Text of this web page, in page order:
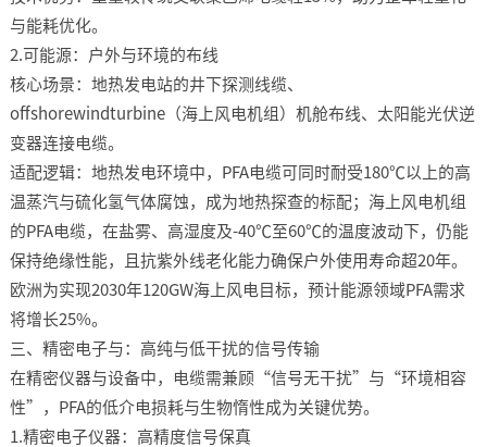
与能耗优化。​
2.可能源：户外与环境的布线​
核心场景：地热发电站的井下探测线缆、
offshorewindturbine（海上风电机组）机舱布线、太阳能光伏逆
变器连接电缆。​
适配逻辑：地热发电环境中，PFA电缆可同时耐受180℃以上的高
温蒸汽与硫化氢气体腐蚀，成为地热探查的标配；海上风电机组
的PFA电缆，在盐雾、高湿度及-40℃至60℃的温度波动下，仍能
保持绝缘性能，且抗紫外线老化能力确保户外使用寿命超20年。
欧洲为实现2030年120GW海上风电目标，预计能源领域PFA需求
将增长25%。​
三、精密电子与：高纯与低干扰的信号传输​
在精密仪器与设备中，电缆需兼顾“信号无干扰”与“环境相容
性”，PFA的低介电损耗与生物惰性成为关键优势。​
1.精密电子仪器：高精度信号保真​